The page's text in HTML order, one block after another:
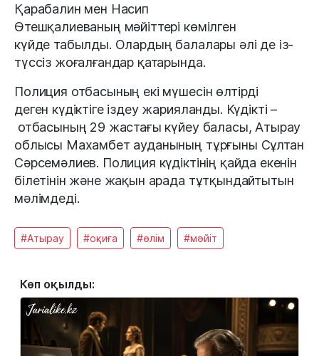
Қарабалин мен Насип
Өтешқалиеваның мәйіттері көмілген
күйде табылды. Олардың балалары әлі де із-
түссіз жоғалғандар қатарында.
Полиция отбасының екі мүшесін өлтірді
деген күдіктіге іздеу жарияланды. Күдікті –
отбасының 29 жастағы күйеу баласы, Атырау
облысы Махамбет ауданының тұрғыны Сұлтан
Сәрсемәлиев. Полиция күдіктінің қайда екенін
білетінін және жақын арада тұтқындайтытын
мәлімдеді.
#Атырау #оқиға #өлім #мәйіт
Көп оқылды: